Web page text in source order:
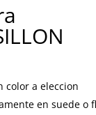
color a eleccion
en suede o